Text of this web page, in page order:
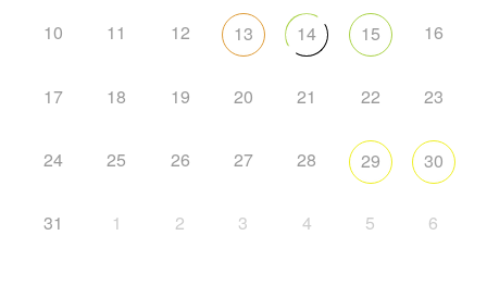
10 11 12 13 14 15 16
17 18 19 20 21 22 23
24 25 26 27 28 29 30
31 1 2 3 4 5 6